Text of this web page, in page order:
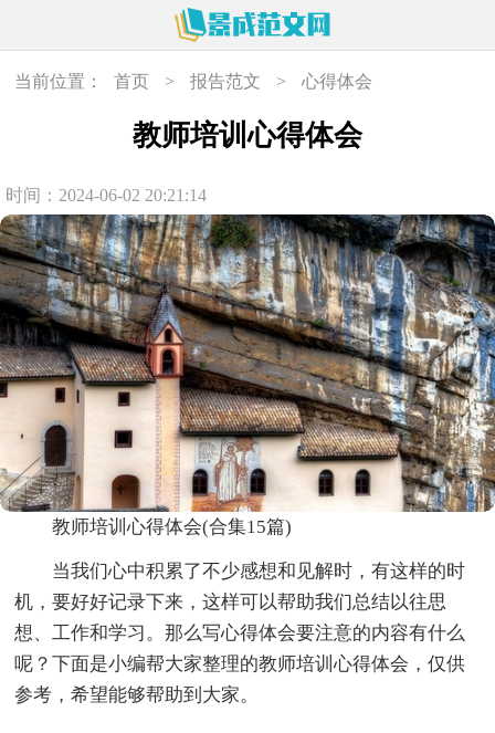
当前位置： 首页 > 报告范文 > 心得体会
教师培训心得体会
时间：2024-06-02 20:21:14
教师培训心得体会(合集15篇)
当我们心中积累了不少感想和见解时，有这样的时
机，要好好记录下来，这样可以帮助我们总结以往思
想、工作和学习。那么写心得体会要注意的内容有什么
呢？下面是小编帮大家整理的教师培训心得体会，仅供
参考，希望能够帮助到大家。